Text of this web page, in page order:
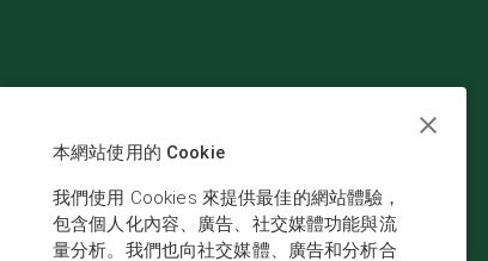
本網站使用的 Cookie
我們使用 Cookies 來提供最佳的網站體驗，
包含個人化內容、廣告、社交媒體功能與流
量分析。我們也向社交媒體、廣告和分析合